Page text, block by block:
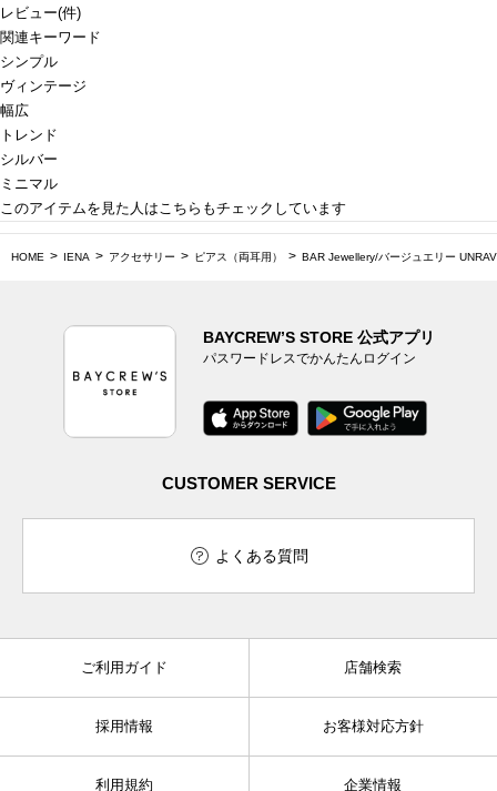
レビュー(件)
関連キーワード
シンプル
ヴィンテージ
幅広
トレンド
シルバー
ミニマル
このアイテムを見た人はこちらもチェックしています
HOME IENA アクセサリー ピアス（両耳用） BAR Jewellery/バージュエリー
BAYCREW’S STORE 公式アプリ
パスワードレスでかんたんログイン
CUSTOMER SERVICE
よくある質問
ご利用ガイド 店舗検索
採用情報 お客様対応方針
利用規約 企業情報